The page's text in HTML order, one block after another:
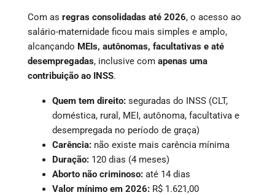
Com as regras consolidadas até 2026, o acesso ao
salário-maternidade ficou mais simples e amplo,
alcançando MEIs, autônomas, facultativas e até
desempregadas, inclusive com apenas uma
contribuição ao INSS.
Quem tem direito: seguradas do INSS (CLT,
doméstica, rural, MEI, autônoma, facultativa e
desempregada no período de graça)
Carência: não existe mais carência mínima
Duração: 120 dias (4 meses)
Aborto não criminoso: até 14 dias
Valor mínimo em 2026: R$ 1.621,00